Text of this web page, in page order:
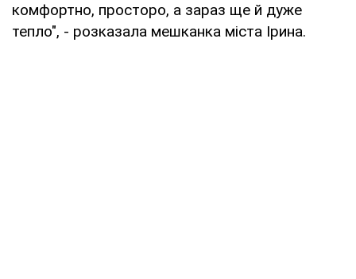
комфортно, просторо, а зараз ще й дуже
тепло", - розказала мешканка міста Ірина.